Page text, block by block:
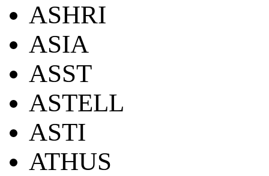
ASHRI
ASIA
ASST
ASTELL
ASTI
ATHUS